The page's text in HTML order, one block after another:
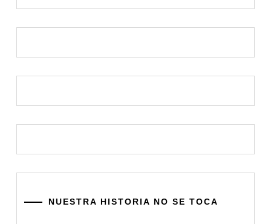
NUESTRA HISTORIA NO SE TOCA